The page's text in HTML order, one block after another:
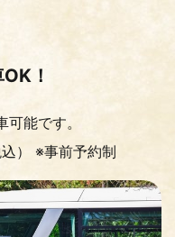
！
能です。
） ※事前予約制